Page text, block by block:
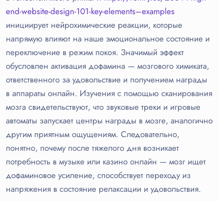
end-website-design-101-key-elements–examples
инициирует нейрохимические реакции, которые
напрямую влияют на наше эмоциональное состояние и
переключение в режим покоя. Значимый эффект
обусловлен активация дофамина — мозгового химиката,
ответственного за удовольствие и получением награды
в аппараты онлайн. Изучения с помощью сканирования
мозга свидетельствуют, что звуковые треки и игровые
автоматы запускает центры награды в мозге, аналогично
другим приятным ощущениям. Следовательно,
понятно, почему после тяжелого дня возникает
потребность в музыке или казино онлайн — мозг ищет
дофаминовое усиление, способствует переходу из
напряжения в состояние релаксации и удовольствия.